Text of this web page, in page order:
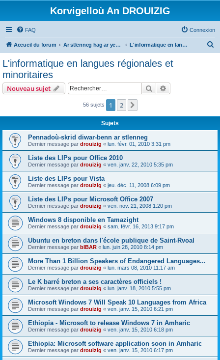
Korvigelloù An DROUIZIG
FAQ Connexion
Accueil du forum Ar stlenneg hag ar yezhoù bihan er bed a-bezh L'informatique en langues régionales et minoritaires
c
r
L'informatique en langues régionales et
minoritaires
Nouveau sujet Rechercher
56 sujets 1 2
Sujets
Pennadoù-skrid diwar-benn ar stlenneg
Dernier message par drouizig « lun. févr. 01, 2010 3:31 pm
Liste des LIPs pour Office 2010
Dernier message par drouizig « ven. janv. 22, 2010 5:35 pm
Liste des LIPs pour Vista
Dernier message par drouizig « jeu. déc. 11, 2008 6:09 pm
Liste des LIPs pour Microsoft Office 2007
Dernier message par drouizig « ven. nov. 21, 2008 1:20 pm
Windows 8 disponible en Tamazight
Dernier message par drouizig « sam. févr. 16, 2013 9:17 pm
Ubuntu en breton dans l'école publique de Saint-Rvoal
Dernier message par bIBAR « lun. juin 28, 2010 8:14 pm
More Than 1 Billion Speakers of Endangered Languages...
Dernier message par drouizig « lun. mars 08, 2010 11:17 am
Le K barré breton a ses caractères officiels !
Dernier message par drouizig « lun. janv. 18, 2010 5:55 pm
Microsoft Windows 7 Will Speak 10 Languages from Africa
Dernier message par drouizig « ven. janv. 15, 2010 6:21 pm
Ethiopia - Microsoft to release Windows 7 in Amharic
Dernier message par drouizig « ven. janv. 15, 2010 6:18 pm
Ethiopia: Microsoft software application soon in Amharic
Dernier message par drouizig « ven. janv. 15, 2010 6:17 pm